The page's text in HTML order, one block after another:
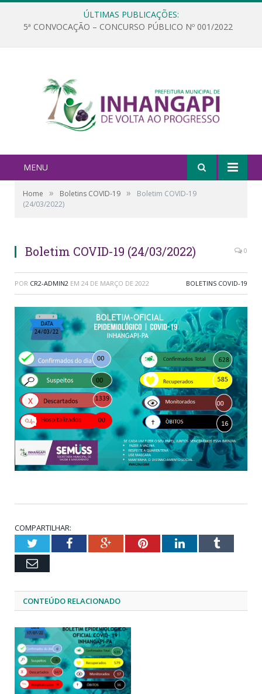
ÚLTIMAS PUBLICAÇÕES:
5ª CONVOCAÇÃO – CONCURSO PÚBLICO Nº 001/2022
MENU
Home » Boletins COVID-19 »
Boletim COVID-19
(24/03/2022)
Boletim COVID-19 (24/03/2022) 0
POR CR2-ADMIN2 EM 24 DE MARÇO DE 2022 BOLETINS COVID-19
COMPARTILHAR:
TwitterFacebookGoogle+PinterestLinkedInTumblr
Email
CONTEÚDO RELACIONADO